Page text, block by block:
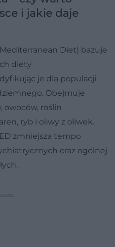
i jakie daje
Diet) bazuje
diety
je dla populacji
Obejmuje
owoców, roślin
ryb i oliwy z oliwek.
zmniejsza tempo
oraz ogólnej